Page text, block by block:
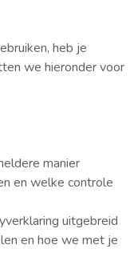
heb je
we hieronder voor
manier
en welke controle
uitgebreid
en hoe we met je